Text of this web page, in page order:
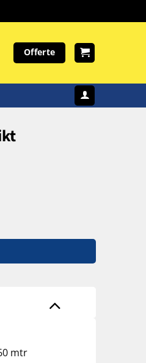
Offerte
kg ) / lengte 18.60 mtr /
mtr